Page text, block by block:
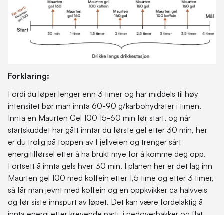
Forklaring:
Fordi du løper lenger enn 3 timer og har middels til høy
intensitet bør man innta 60-90 g/karbohydrater i timen.
Innta en Maurten Gel 100 15-60 min før start, og når
startskuddet har gått inntar du første gel etter 30 min, her
er du trolig på toppen av Fjellveien og trenger sårt
energitilførsel etter å ha brukt mye for å komme deg opp.
Fortsett å innta gels hver 30 min. I planen her er det lag inn
Maurten gel 100 med koffein etter 1,5 time og etter 3 timer,
så får man jevnt med koffein og en oppkvikker ca halvveis
og før siste innspurt av løpet. Det kan være fordelaktig å